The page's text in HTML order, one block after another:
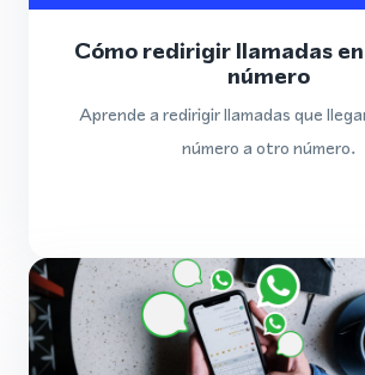
Cómo redirigir llamadas
número
Aprende a redirigir llamadas que
número a otro número.